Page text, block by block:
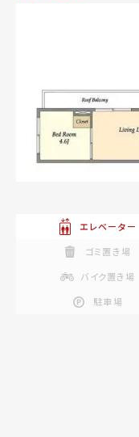
エレベーター
ゴミ置き場
バイク置き場
駐車場